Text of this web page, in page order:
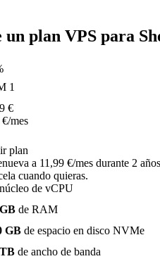
un plan VPS para
1
€
€/mes
plan
a 11,99 €/mes durante 2
cuando quieras.
núcleo de vCPU
de RAM
GB de espacio en disco NVMe
de ancho de banda